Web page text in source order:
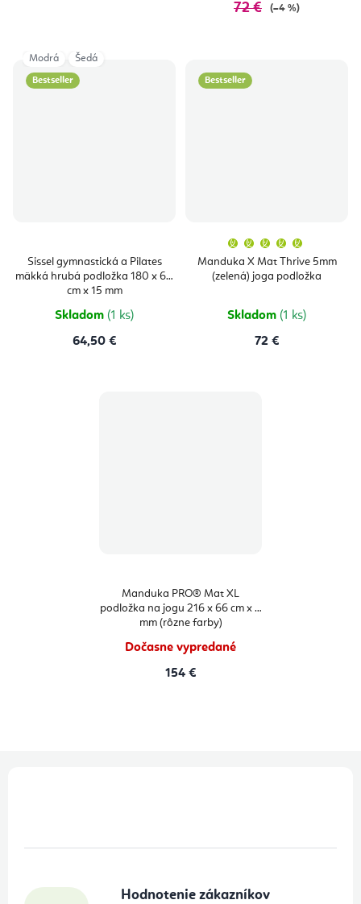
72 € (–4 %)
Bestseller
Sissel gymnastická a Pilates
mäkká hrubá podložka 180 x 60
cm x 15 mm
Skladom (1 ks)
64,50 €
Modrá Šedá
Bestseller
Manduka X Mat Thrive 5mm
(zelená) joga podložka
produktu
je
5,0
Skladom (1 ks)
72 €
Manduka PRO® Mat XL
podložka na jogu 216 x 66 cm x 6
mm (rôzne farby)
Dočasne vypredané
154 €
Hodnotenie zákazníkov